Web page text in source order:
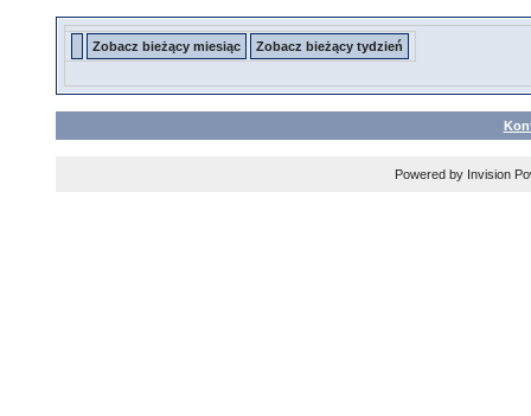
Zobacz bieżący miesiąc Zobacz bieżący tydzień
Powered by Invision